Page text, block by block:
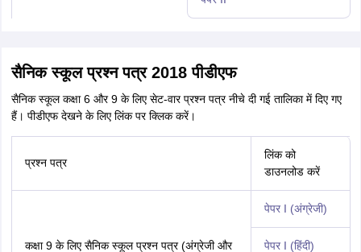
सैनिक स्कूल प्रश्न पत्र 2018 पीडीएफ
सैनिक स्कूल कक्षा 6 और 9 के लिए सेट-वार प्रश्न पत्र नीचे दी गई तालिका में दिए गए
हैं। पीडीएफ देखने के लिए लिंक पर क्लिक करें।
प्रश्न पत्र
लिंक को
डाउनलोड करें
कक्षा 9 के लिए सैनिक स्कूल प्रश्न पत्र (अंग्रेजी और
पेपर I (अंग्रेजी)
पेपर I (हिंदी)